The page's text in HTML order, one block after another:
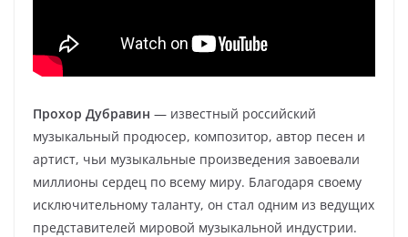
Прохор Дубравин — известный российский
музыкальный продюсер, композитор, автор песен и
артист, чьи музыкальные произведения завоевали
миллионы сердец по всему миру. Благодаря своему
исключительному таланту, он стал одним из ведущих
представителей мировой музыкальной индустрии.